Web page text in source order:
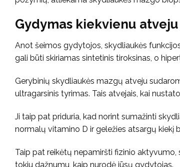
Gydymas kiekvienu
Anot šeimos gydytojos, skydliaukės
gali būti skiriamas sintetinis tiroksinas, o
Gerybinių skydliaukės mazgų atveju
ultragarsinis tyrimas. Tais atvejais, kai
Ji taip pat priduria, kad norint sumažinti
normalų vitamino D ir geležies atsargų kiekį
Taip pat reikėtų nepamiršti fizinio
tokiu dažnumu, kaip nurodė jūsų gydytojas.